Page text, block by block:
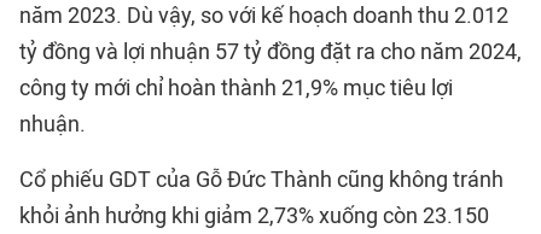
năm 2023. Dù vậy, so với kế hoạch doanh thu 2.012
tỷ đồng và lợi nhuận 57 tỷ đồng đặt ra cho năm 2024,
công ty mới chỉ hoàn thành 21,9% mục tiêu lợi
nhuận.
Cổ phiếu GDT của Gỗ Đức Thành cũng không tránh
khỏi ảnh hưởng khi giảm 2,73% xuống còn 23.150